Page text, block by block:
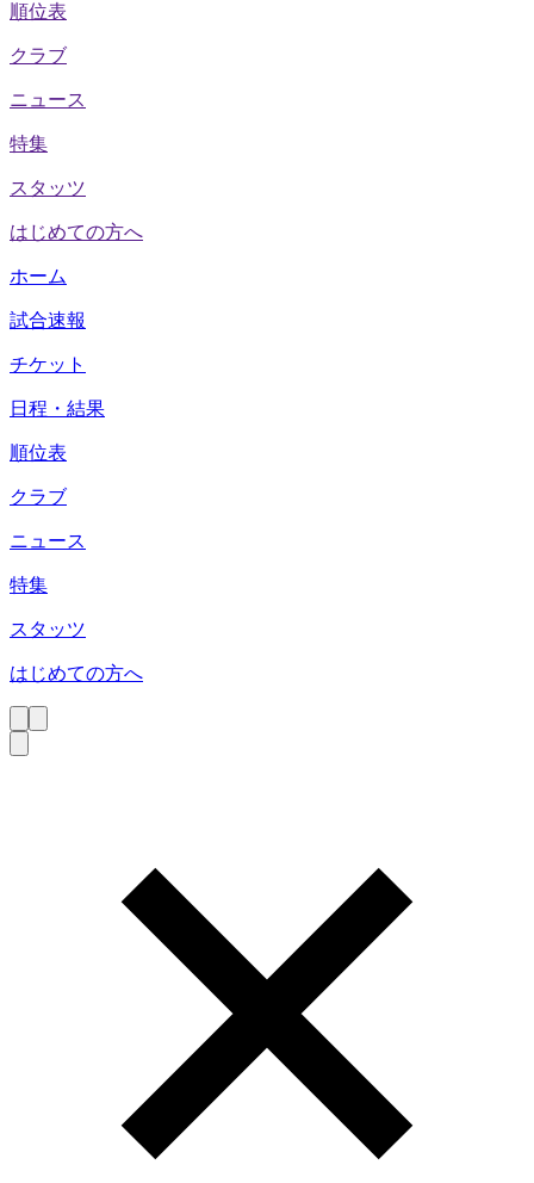
順位表
クラブ
ニュース
特集
スタッツ
はじめての方へ
ホーム
試合速報
チケット
日程・結果
順位表
クラブ
ニュース
特集
スタッツ
はじめての方へ